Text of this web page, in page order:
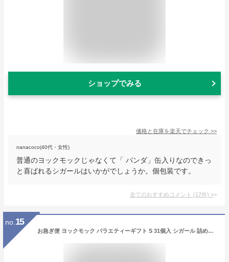
ショップでみる
価格と在庫を楽天でチェック >>
nanacoco(40代・女性)
普通のヨックモックじゃなくて「 パンダ」缶入りなのできっ
と喜ばれるシガールはいかがでしょうか。個包装です。
全てのおすすめコメント (17件) >
no. 15
お急ぎ便 ヨックモック バラエティーギフト S 31個入 シガール 詰め合わせ 菓子折り お菓子 ギフト 焼き菓子 クッキー スイーツ セット yokumoku お返し 結婚 出産 おかし 個包装 ばらまき 小分け 退職 お礼 プレゼント 内祝い 定年 異動 卒業 お祝い ブランド お返し